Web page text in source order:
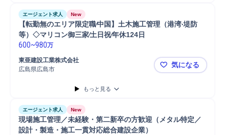
エージェント求人 New
【転勤無のエリア限定職∕中国】⼟⽊施⼯管理（港湾‧堤防
等）◇マリコン御三家∕⼟⽇祝∕年休124⽇
600~980万
東亜建設⼯業株式会社
広島県広島市
【転勤無の
気になる
もっと見る
エージェント求人 New
現場施工管理／未経験・第二新卒の方歓迎（メタル特定／
設計・製造・施工一貫対応総合建設企業）